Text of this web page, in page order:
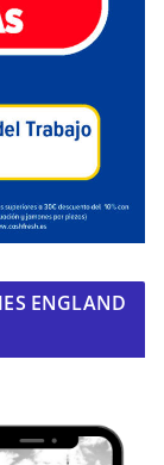
ENGLAND